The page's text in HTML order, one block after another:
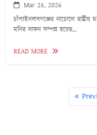
Mar 25, 2026
চাঁপাইনবাবগঞ্জের নাচোলে রাষ্ট্রীয়
মনির দাফন সম্পন্ন হয়েছ...
READ MORE
«